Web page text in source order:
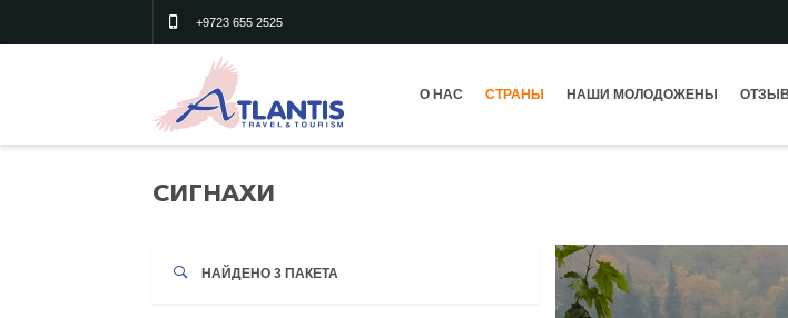
+9723 655 2525
О НАС СТРАНЫ НАШИ МОЛОДОЖЕНЫ
СИГНАХИ
НАЙДЕНО 3 ПАКЕТА